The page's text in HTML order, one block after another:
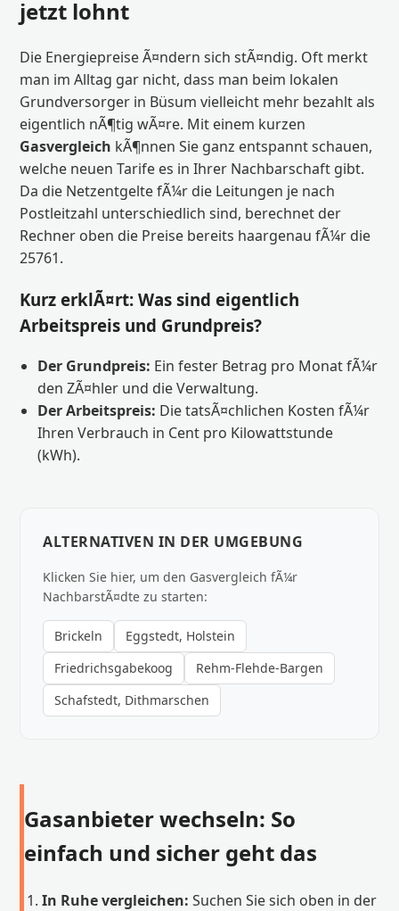
jetzt lohnt
Die Energiepreise Ã¤ndern sich stÃ¤ndig. Oft merkt
man im Alltag gar nicht, dass man beim lokalen
Grundversorger in Büsum vielleicht mehr bezahlt als
eigentlich nÃ¶tig wÃ¤re. Mit einem kurzen
Gasvergleich kÃ¶nnen Sie ganz entspannt schauen,
welche neuen Tarife es in Ihrer Nachbarschaft gibt.
Da die Netzentgelte fÃ¼r die Leitungen je nach
Postleitzahl unterschiedlich sind, berechnet der
Rechner oben die Preise bereits haargenau fÃ¼r die
25761.
Kurz erklÃ¤rt: Was sind eigentlich
Arbeitspreis und Grundpreis?
Der Grundpreis: Ein fester Betrag pro Monat fÃ¼r
den ZÃ¤hler und die Verwaltung.
Der Arbeitspreis: Die tatsÃ¤chlichen Kosten fÃ¼r
Ihren Verbrauch in Cent pro Kilowattstunde
(kWh).
ALTERNATIVEN IN DER UMGEBUNG
Klicken Sie hier, um den Gasvergleich fÃ¼r
NachbarstÃ¤dte zu starten:
Brickeln
Eggstedt, Holstein
Friedrichsgabekoog
Rehm-Flehde-Bargen
Schafstedt, Dithmarschen
Gasanbieter wechseln: So
einfach und sicher geht das
In Ruhe vergleichen: Suchen Sie sich oben in der